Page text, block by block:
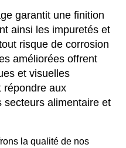
garantit une finition
ainsi les impuretés et
risque de corrosion
améliorées offrent
et visuelles
répondre aux
secteurs alimentaire et
la qualité de nos